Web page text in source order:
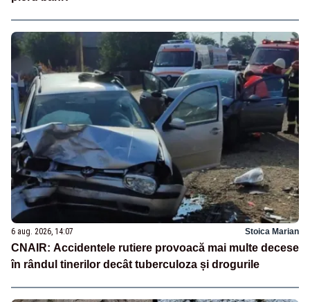
6 aug. 2026, 14:07 Stoica Marian
CNAIR: Accidentele rutiere provoacă mai multe decese
în rândul tinerilor decât tuberculoza și drogurile